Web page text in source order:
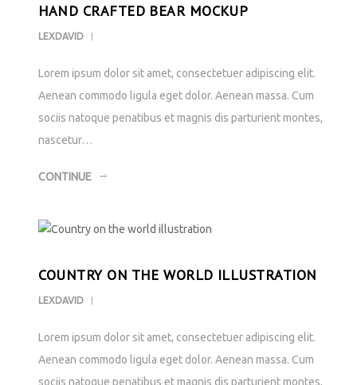
HAND CRAFTED BEAR MOCKUP
LEXDAVID
Lorem ipsum dolor sit amet, consectetuer adipiscing elit.
Aenean commodo ligula eget dolor. Aenean massa. Cum
sociis natoque penatibus et magnis dis parturient montes,
nascetur…
CONTINUE
COUNTRY ON THE WORLD ILLUSTRATION
LEXDAVID
Lorem ipsum dolor sit amet, consectetuer adipiscing elit.
Aenean commodo ligula eget dolor. Aenean massa. Cum
sociis natoque penatibus et magnis dis parturient montes,